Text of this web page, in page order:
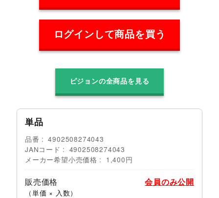
ログインして商品を買う
ピジョンの全商品を見る
単品
品番
4902508274043
JANコード
4902508274043
メーカー希望小売価格
1,400円
販売価格
（単価 × 入数）
会員のみ公開